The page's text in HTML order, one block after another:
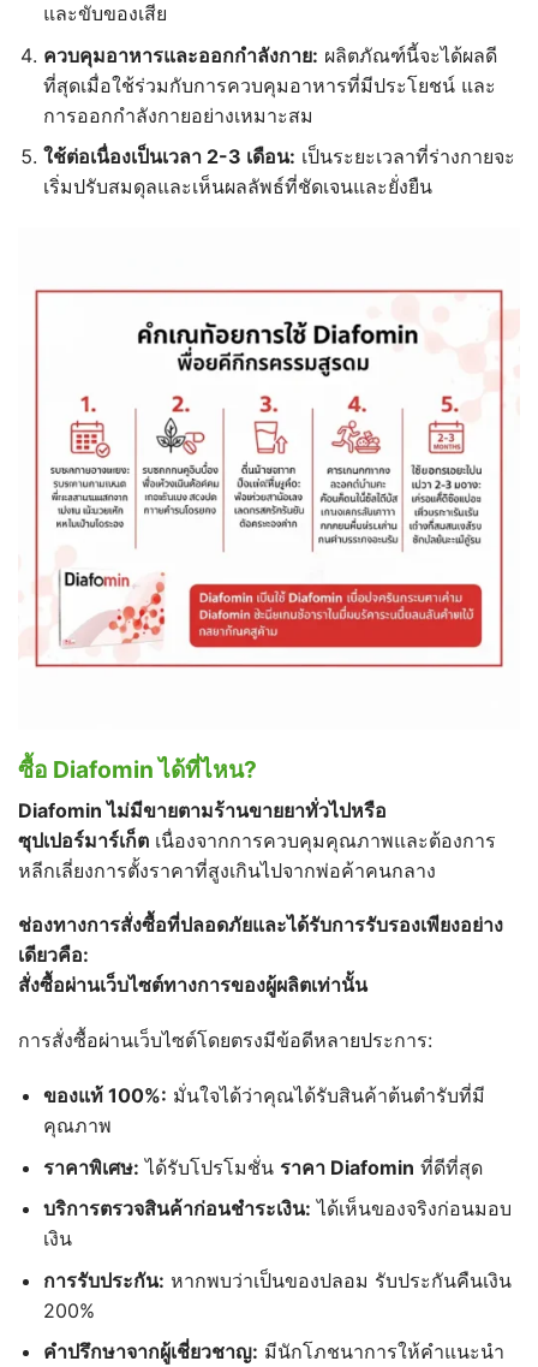
และขับของเสีย
ควบคุมอาหารและออกกำลังกาย: ผลิตภัณฑ์นี้จะได้ผลดี
ที่สุดเมื่อใช้ร่วมกับการควบคุมอาหารที่มีประโยชน์ และ
การออกกำลังกายอย่างเหมาะสม
ใช้ต่อเนื่องเป็นเวลา 2-3 เดือน: เป็นระยะเวลาที่ร่างกายจะ
เริ่มปรับสมดุลและเห็นผลลัพธ์ที่ชัดเจนและยั่งยืน
ซื้อ Diafomin ได้ที่ไหน?
Diafominไม่มีขายตามร้านขายยาทั่วไปหรือ
ซุปเปอร์มาร์เก็ต เนื่องจากการควบคุมคุณภาพและต้องการ
หลีกเลี่ยงการตั้งราคาที่สูงเกินไปจากพ่อค้าคนกลาง
ช่องทางการสั่งซื้อที่ปลอดภัยและได้รับการรับรองเพียงอย่าง
เดียวคือ:
สั่งซื้อผ่านเว็บไซต์ทางการของผู้ผลิตเท่านั้น
การสั่งซื้อผ่านเว็บไซต์โดยตรงมีข้อดีหลายประการ:
ของแท้ 100%: มั่นใจได้ว่าคุณได้รับสินค้าต้นตำรับที่มี
คุณภาพ
ราคาพิเศษ: ได้รับโปรโมชั่น ราคา Diafomin ที่ดีที่สุด
บริการตรวจสินค้าก่อนชำระเงิน: ได้เห็นของจริงก่อนมอบ
เงิน
การรับประกัน: หากพบว่าเป็นของปลอม รับประกันคืนเงิน
200%
คำปรึกษาจากผู้เชี่ยวชาญ: มีนักโภชนาการให้คำแนะนำ